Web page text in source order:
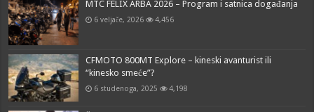
MTC FELIX ARBA 2026 – Program i satnica događanja
6 veljače, 2026 4,456
CFMOTO 800MT Explore – kineski avanturist ili
“kinesko smeće”?
6 studenoga, 2025 4,198